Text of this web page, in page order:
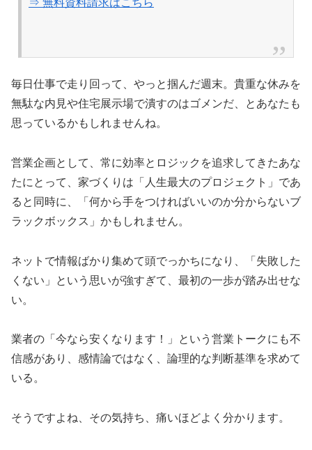
⇒ 無料資料請求はこちら
毎日仕事で走り回って、やっと掴んだ週末。貴重な休みを
無駄な内見や住宅展示場で潰すのはゴメンだ、とあなたも
思っているかもしれませんね。
営業企画として、常に効率とロジックを追求してきたあな
たにとって、家づくりは「人生最大のプロジェクト」であ
ると同時に、「何から手をつければいいのか分からないブ
ラックボックス」かもしれません。
ネットで情報ばかり集めて頭でっかちになり、「失敗した
くない」という思いが強すぎて、最初の一歩が踏み出せな
い。
業者の「今なら安くなります！」という営業トークにも不
信感があり、感情論ではなく、論理的な判断基準を求めて
いる。
そうですよね、その気持ち、痛いほどよく分かります。